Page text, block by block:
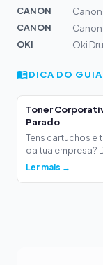
CANON
Canon
CANON
OKI
Oki
DICA DO GUIA
Toner
Parado
Tens cartuchos e
da tua empresa?
Ler mais →